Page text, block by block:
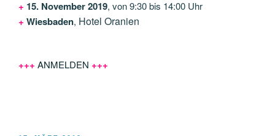
+ 15. November 2019, von 9:30 bis 14:00 Uhr
+ Wiesbaden, Hotel Oranien
+++ ANMELDEN +++